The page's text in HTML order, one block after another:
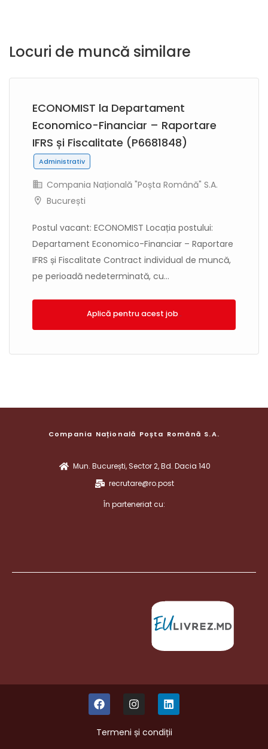
Locuri de muncă similare
ECONOMIST la Departament
Economico-Financiar – Raportare
IFRS și Fiscalitate (P6681848)
Administrativ
Compania Națională "Poșta Română" S.A.
București
Postul vacant: ECONOMIST Locația postului:
Departament Economico-Financiar – Raportare
IFRS și Fiscalitate Contract individual de muncă,
pe perioadă nedeterminată, cu...
Compania Națională Poșta Română S.A.
Mun. București, Sector 2, Bd. Dacia 140
recrutare@ro.post
În parteneriat cu:
Termeni și condiții